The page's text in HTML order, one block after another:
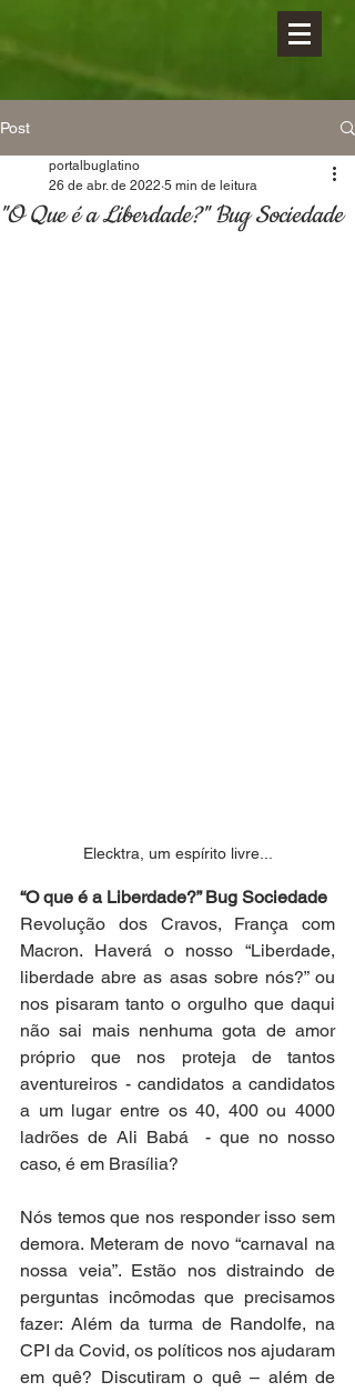
Post
"O Que é a Liberdade?" Bug Sociedade
portalbuglatino
26 de abr. de 2022 5 min de leitura
Elecktra, um espírito livre...
“O que é a Liberdade?” Bug Sociedade
Revolução dos Cravos, França com
Macron. Haverá o nosso “Liberdade,
liberdade abre as asas sobre nós?” ou
nos pisaram tanto o orgulho que daqui
não sai mais nenhuma gota de amor
próprio que nos proteja de tantos
aventureiros - candidatos a candidatos
a um lugar entre os 40, 400 ou 4000
ladrões de Ali Babá  - que no nosso
caso, é em Brasília?
Nós temos que nos responder isso sem
demora. Meteram de novo “carnaval na
nossa veia”. Estão nos distraindo de
perguntas incômodas que precisamos
fazer: Além da turma de Randolfe, na
CPI da Covid, os políticos nos ajudaram
em quê? Discutiram o quê – além de